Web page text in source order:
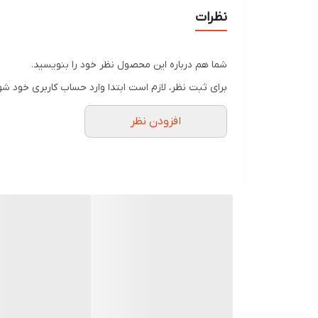
نظرات
شما هم درباره این محصول نظر خود را بنویسید.
برای ثبت نظر، لازم است ابتدا وارد حساب کاربری خود
افزودن نظر